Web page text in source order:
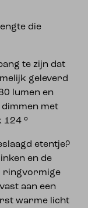
die
te zijn dat
geleverd
lumen en
dimmen met
124 °
etentje?
en de
ringvormige
aan een
warme licht